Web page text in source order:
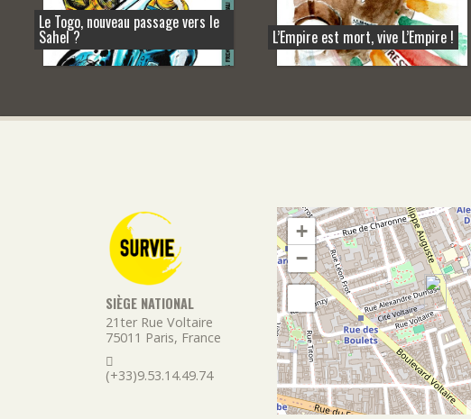
Le Togo, nouveau passage vers le
Sahel ? L’Empire est mort, vive L’Empire !
SIÈGE NATIONAL
21ter Rue Voltaire
75011 Paris, France
(+33)9.53.14.49.74
+
−